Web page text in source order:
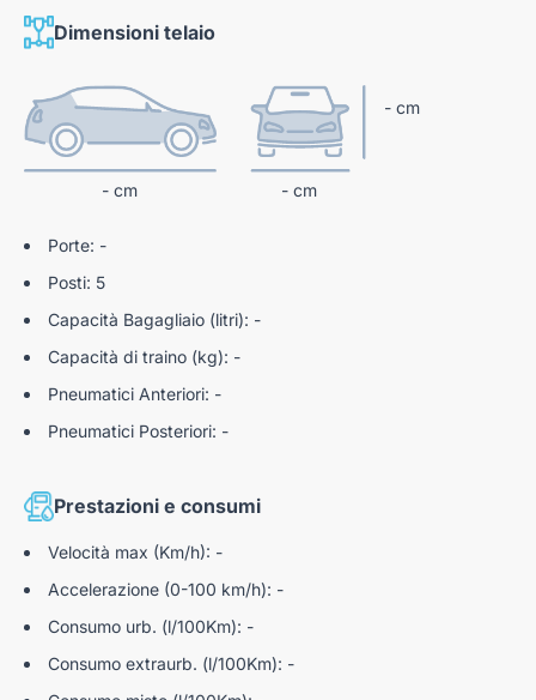
km 0 e automobili usate garantite con oltre 100 controlli pre-
consegna.
N188487
Dimensioni telaio
- cm - cm
- cm
Porte: -
Posti: 5
Capacità Bagagliaio (litri): -
Capacità di traino (kg): -
Pneumatici Anteriori: -
Pneumatici Posteriori: -
Prestazioni e consumi
Velocità max (Km/h): -
Accelerazione (0-100 km/h): -
Consumo urb. (l/100Km): -
Consumo extraurb. (l/100Km): -